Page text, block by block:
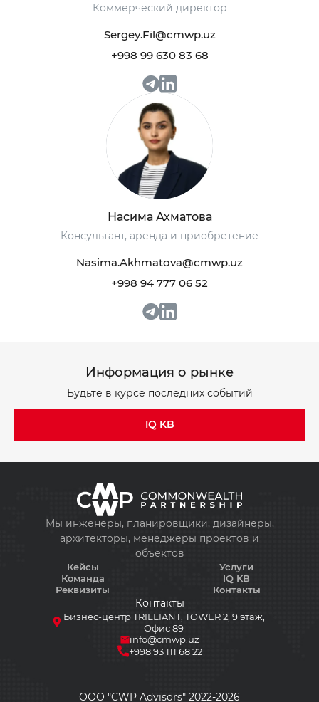
Коммерческий директор
Sergey.Fil@cmwp.uz
+998 99 630 83 68
Насима Ахматова
Консультант, аренда и приобретение
Nasima.Akhmatova@cmwp.uz
+998 94 777 06 52
Информация о рынке
Будьте в курсе последних событий
IQ KB
+998 93 111 68 22
info@cmwp.uz
Офис 89
+998 93 111 68 22
info@cmwp.uz
Офис 89
Мы инженеры, планировщики, дизайнеры,
архитекторы, менеджеры проектов и
объектов
Кейсы
Команда
Реквизиты
Услуги
IQ KB
Контакты
Контакты
Бизнес-центр TRILLIANT, TOWER 2, 9 этаж,
Офис 89
info@cmwp.uz
+998 93 111 68 22
ООО "CWP Advisors" 2022-2026